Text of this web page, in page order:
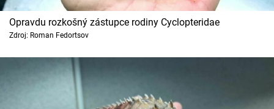
Opravdu rozkošný zástupce rodiny Cyclopteridae
Zdroj: Roman Fedortsov